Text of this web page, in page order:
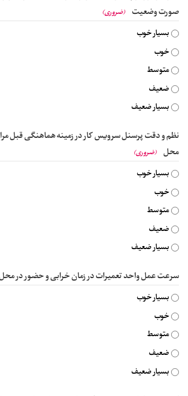
صورت وضعیت (ضروری)
بسیار خوب
خوب
متوسط
ضعیف
بسیار ضعیف
نظم و دقت پرسنل سرویس کار در زمینه هماهنگی قبل
محل (ضروری)
بسیار خوب
خوب
متوسط
ضعیف
بسیار ضعیف
سرعت عمل واحد تعمیرات در زمان خرابی و حضور در
بسیار خوب
خوب
متوسط
ضعیف
بسیار ضعیف